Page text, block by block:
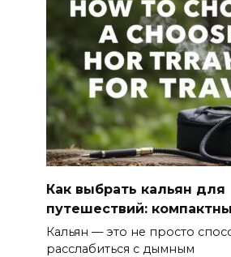
Как выбрать кальян для
путешествий:
Кальян — это не просто
расслабиться с дымным